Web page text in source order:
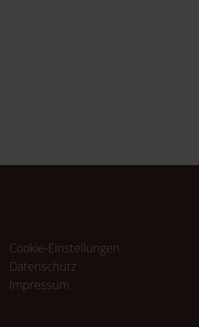
Cookie-Einstellungen
Navigation
überspringen
Datenschutz
Impressum